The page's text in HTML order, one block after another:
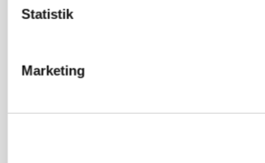
Statistik
Marketing
Snart kan man søge tilskud til